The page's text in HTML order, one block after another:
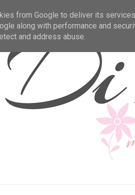
from Google to deliver its
along with performance and
and address abuse.